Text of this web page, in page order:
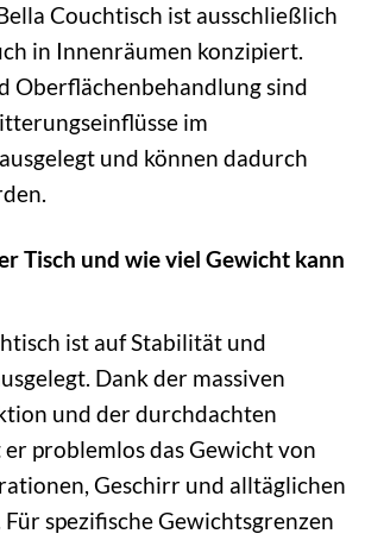
Couchtisch ist ausschließlich
in Innenräumen konzipiert.
Oberflächenbehandlung sind
im
und können dadurch
Tisch und wie viel Gewicht kann
ist auf Stabilität und
Dank der massiven
und der durchdachten
problemlos das Gewicht von
Geschirr und alltäglichen
spezifische Gewichtsgrenzen